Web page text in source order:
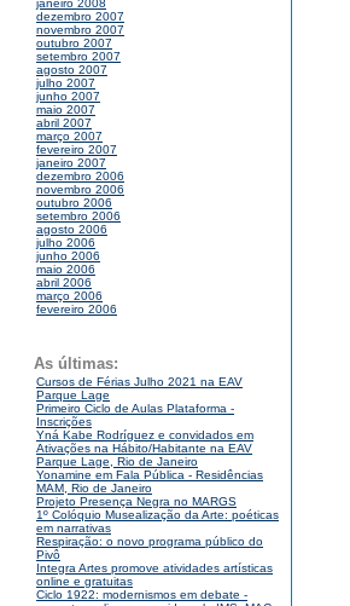
janeiro 2008
dezembro 2007
novembro 2007
outubro 2007
setembro 2007
agosto 2007
julho 2007
junho 2007
maio 2007
abril 2007
março 2007
fevereiro 2007
janeiro 2007
dezembro 2006
novembro 2006
outubro 2006
setembro 2006
agosto 2006
julho 2006
junho 2006
maio 2006
abril 2006
março 2006
fevereiro 2006
As últimas:
Cursos de Férias Julho 2021 na EAV
Parque Lage
Primeiro Ciclo de Aulas Plataforma -
Inscrições
Yná Kabe Rodríguez e convidados em
Ativações na Hábito/Habitante na EAV
Parque Lage, Rio de Janeiro
Yonamine em Fala Pública - Residências
MAM, Rio de Janeiro
Projeto Presença Negra no MARGS
1º Colóquio Musealização da Arte: poéticas
em narrativas
Respiração: o novo programa público do
Pivô
Integra Artes promove atividades artísticas
online e gratuitas
Ciclo 1922: modernismos em debate -